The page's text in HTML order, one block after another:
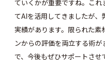
ていくかが重要ですね。こ
てAIを活用してきましたが
実績があります。限られた素
ンからの評価を両立する術
で、今後もぜひサポートさせ